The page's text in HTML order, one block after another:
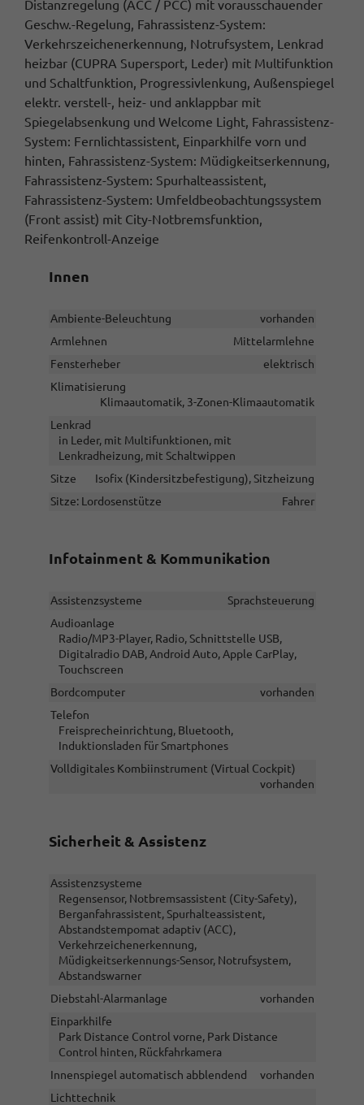
Distanzregelung (ACC / PCC) mit vorausschauender
Geschw.-Regelung, Fahrassistenz-System:
Verkehrszeichenerkennung, Notrufsystem, Lenkrad
heizbar (CUPRA Supersport, Leder) mit Multifunktion
und Schaltfunktion, Progressivlenkung, Außenspiegel
elektr. verstell-, heiz- und anklappbar mit
Spiegelabsenkung und Welcome Light, Fahrassistenz-
System: Fernlichtassistent, Einparkhilfe vorn und
hinten, Fahrassistenz-System: Müdigkeitserkennung,
Fahrassistenz-System: Spurhalteassistent,
Fahrassistenz-System: Umfeldbeobachtungssystem
(Front assist) mit City-Notbremsfunktion,
Reifenkontroll-Anzeige
Innen
Ambiente-Beleuchtung
vorhanden
Armlehnen
Mittelarmlehne
Fensterheber
elektrisch
Klimatisierung
Klimaautomatik, 3-Zonen-Klimaautomatik
Lenkrad
in Leder, mit Multifunktionen, mit
Lenkradheizung, mit Schaltwippen
Sitze
Isofix (Kindersitzbefestigung), Sitzheizung
Sitze: Lordosenstütze
Fahrer
Infotainment & Kommunikation
Assistenzsysteme
Sprachsteuerung
Audioanlage
Radio/MP3-Player, Radio, Schnittstelle USB,
Digitalradio DAB, Android Auto, Apple CarPlay,
Touchscreen
Bordcomputer
vorhanden
Telefon
Freisprecheinrichtung, Bluetooth,
Induktionsladen für Smartphones
Volldigitales Kombiinstrument (Virtual Cockpit)
vorhanden
Sicherheit & Assistenz
Assistenzsysteme
Regensensor, Notbremsassistent (City-Safety),
Berganfahrassistent, Spurhalteassistent,
Abstandstempomat adaptiv (ACC),
Verkehrzeichenerkennung,
Müdigkeitserkennungs-Sensor, Notrufsystem,
Abstandswarner
Diebstahl-Alarmanlage
vorhanden
Einparkhilfe
Park Distance Control vorne, Park Distance
Control hinten, Rückfahrkamera
Innenspiegel automatisch abblendend
vorhanden
Lichttechnik